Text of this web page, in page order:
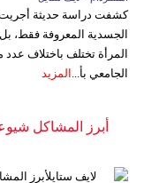
كشفت دراسة حديثة أجريت
الجسدية المعروفة فقط،
المرأة تختلف باختلاف
الجامعي بأ... المزيد
أبرز المشاكل